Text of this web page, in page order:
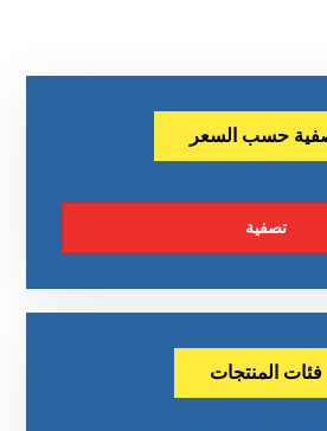
حسب السعر
تصفية
فئات المنتجات